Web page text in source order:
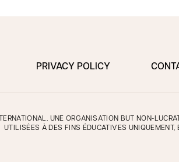
PRIVACY POLICY
UNE ORGANISATION BUT NON-
UTILISÉES À DES FINS ÉDUCATIVES UNIQUEMENT,